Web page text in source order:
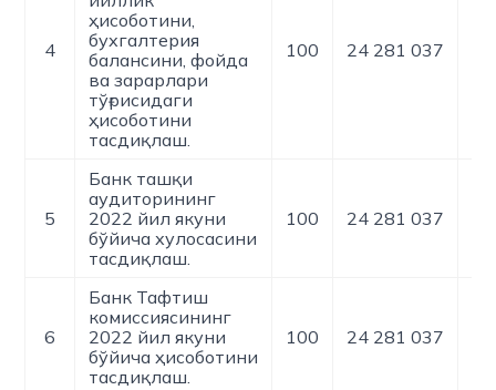
4
ҳисоботини,
бухгалтерия
балансини, фойда
ва зарарлари
тўғрисидаги
ҳисоботини
тасдиқлаш.
100 24 281 037
5
Банк ташқи
аудиторининг
2022 йил якуни
бўйича хулосасини
тасдиқлаш.
100 24 281 037
6
Банк Тафтиш
комиссиясининг
2022 йил якуни
бўйича ҳисоботини
тасдиқлаш.
100 24 281 037